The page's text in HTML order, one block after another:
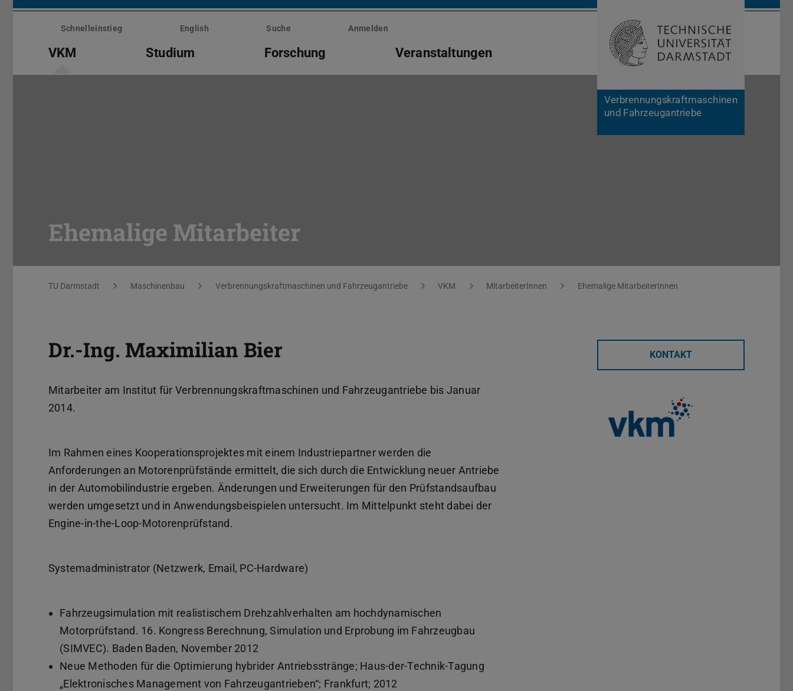
Menü
überspringen
Verbrennungskraftmaschinen
und Fahrzeugantriebe
Schnelleinstieg English Suche Anmelden
VKM Studium Forschung Veranstaltungen Suche öffnen
Ehemalige Mitarbeiter
Sie befinden sich hier:
TU Darmstadt Maschinenbau Verbrennungskraftmaschinen und Fahrzeugantriebe VKM MitarbeiterInnen Ehemalige MitarbeiterInnen
Dr.-Ing. Maximilian Bier
Mitarbeiter am Institut für Verbrennungskraftmaschinen und Fahrzeugantriebe bis Januar
2014.
Im Rahmen eines Kooperationsprojektes mit einem Industriepartner werden die
Anforderungen an Motorenprüfstände ermittelt, die sich durch die Entwicklung neuer Antriebe
in der Automobilindustrie ergeben. Änderungen und Erweiterungen für den Prüfstandsaufbau
werden umgesetzt und in Anwendungsbeispielen untersucht. Im Mittelpunkt steht dabei der
Engine-in-the-Loop-Motorenprüfstand.
Systemadministrator (Netzwerk, Email, PC-Hardware)
Fahrzeugsimulation mit realistischem Drehzahlverhalten am hochdynamischen
Motorprüfstand. 16. Kongress Berechnung, Simulation und Erprobung im Fahrzeugbau
(SIMVEC). Baden Baden, November 2012
Neue Methoden für die Optimierung hybrider Antriebsstränge; Haus-der-Technik-Tagung
„Elektronisches Management von Fahrzeugantrieben“; Frankfurt; 2012
KONTAKT